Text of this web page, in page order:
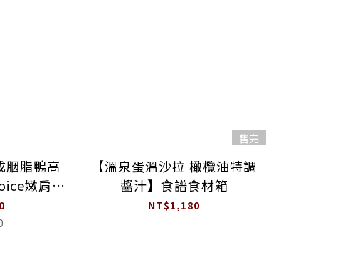
胭脂鴨高
嫩肩里
2-3人)
售完
【溫泉蛋溫沙拉 橄欖油特調
醬汁】食譜食材箱
NT$1,180